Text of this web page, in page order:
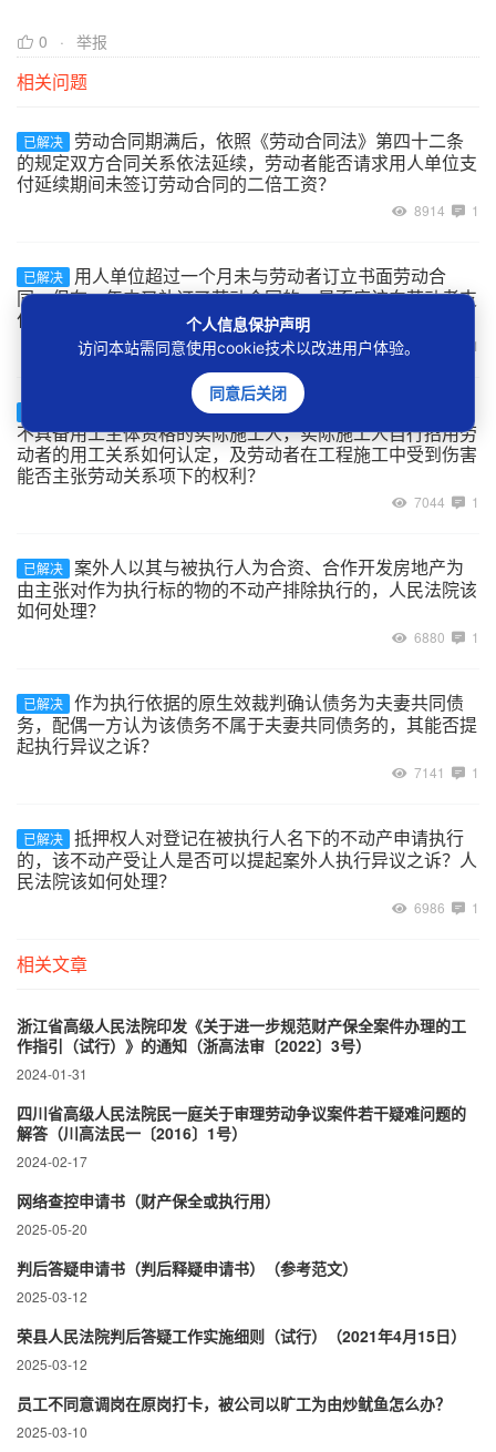
0 举报
相关问题
已解决
劳动合同期满后，依照《劳动合同法》第四十二条
的规定双方合同关系依法延续，劳动者能否请求用人单位支
付延续期间未签订劳动合同的二倍工资？
8914 1
已解决
用人单位超过一个月未与劳动者订立书面劳动合
同，但在一年内又补订了劳动合同的，是否应该向劳动者支
付二倍工资？
1
建设工程的承包单位将工程非法转包、违法分包给
不具备用工主体资格的实际施工人，实际施工人自行招用劳
动者的用工关系如何认定，及劳动者在工程施工中受到伤害
能否主张劳动关系项下的权利？
7044 1
已解决 案外人以其与被执行人为合资、合作开发房地产为
由主张对作为执行标的物的不动产排除执行的，人民法院该
如何处理？
6880 1
已解决 作为执行依据的原生效裁判确认债务为夫妻共同债
务，配偶一方认为该债务不属于夫妻共同债务的，其能否提
起执行异议之诉？
7141 1
已解决 抵押权人对登记在被执行人名下的不动产申请执行
的，该不动产受让人是否可以提起案外人执行异议之诉？人
民法院该如何处理？
6986 1
相关文章
浙江省高级人民法院印发《关于进一步规范财产保全案件办理的工
作指引（试行）》的通知（浙高法审〔2022〕3号）
2024-01-31
四川省高级人民法院民一庭关于审理劳动争议案件若干疑难问题的
解答（川高法民一〔2016〕1号）
2024-02-17
网络查控申请书（财产保全或执行用）
2025-05-20
判后答疑申请书（判后释疑申请书）（参考范文）
2025-03-12
荣县人民法院判后答疑工作实施细则（试行）（2021年4月15日）
2025-03-12
员工不同意调岗在原岗打卡，被公司以旷工为由炒鱿鱼怎么办？
2025-03-10
个人信息保护声明
访问本站需同意使用cookie技术以改进用户体验。
同意后关闭